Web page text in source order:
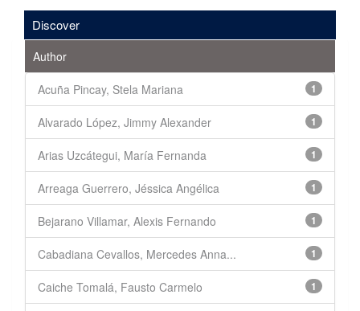
Discover
Author
1
Acuña Pincay, Stela Mariana
1
Alvarado López, Jimmy Alexander
1
Arias Uzcátegui, María Fernanda
1
Arreaga Guerrero, Jéssica Angélica
1
Bejarano Villamar, Alexis Fernando
1
Cabadiana Cevallos, Mercedes Anna...
1
Caiche Tomalá, Fausto Carmelo